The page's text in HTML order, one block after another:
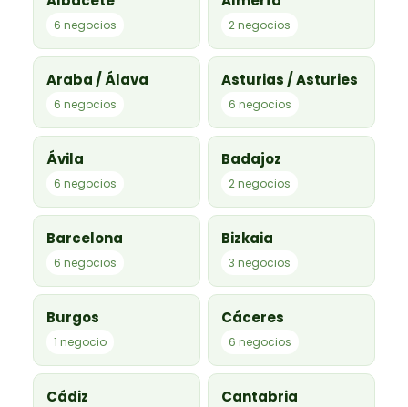
6 negocios 2 negocios
Araba / Álava
6 negocios
Asturias / Asturies
6 negocios
Ávila
6 negocios
Badajoz
2 negocios
Barcelona
6 negocios
Bizkaia
3 negocios
Burgos
1 negocio
Cáceres
6 negocios
Cádiz Cantabria